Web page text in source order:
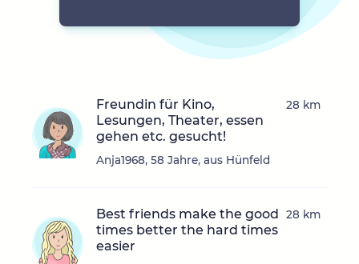
Freundin für Kino,
Lesungen, Theater, essen
gehen etc. gesucht!
Anja1968, 58 Jahre, aus Hünfeld
28 km
Best friends make the good
times better the hard times
easier
28 km